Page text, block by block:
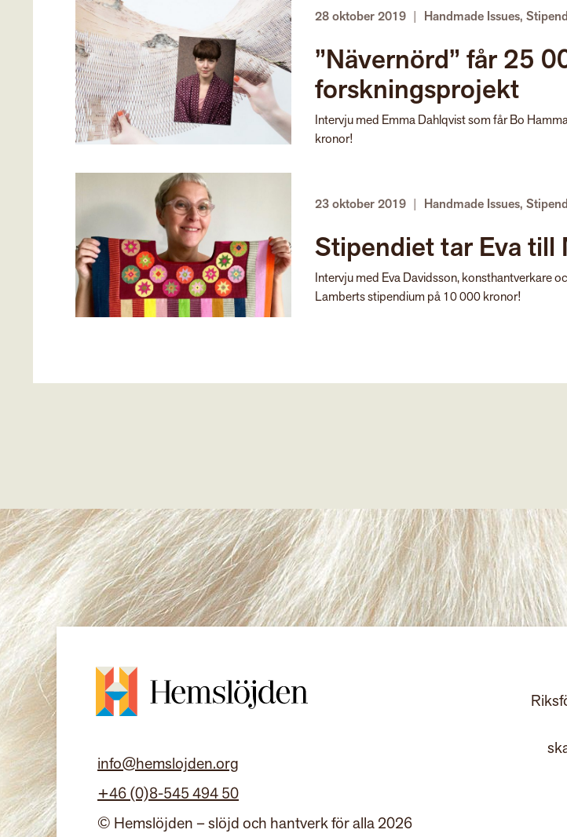
28 oktober 2019 | Handmade Issues,
”Nävernörd” får 25
forskningsprojekt
Intervju med Emma Dahlqvist som får Bo
kronor!
23 oktober 2019 | Handmade Issues,
Stipendiet tar Eva till
Intervju med Eva Davidsson, konsthantverkare
Lamberts stipendium på 10 000 kronor!
info@hemslojden.org
+46 (0)8-545 494 50
© Hemslöjden – slöjd och hantverk för alla 2026